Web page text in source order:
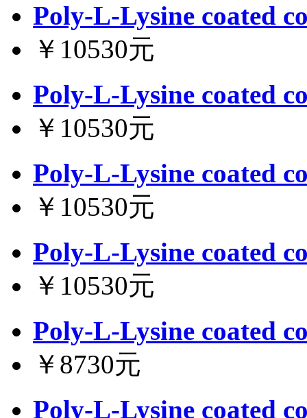
Poly-L-Lysine coated
￥10530元
Poly-L-Lysine coated
￥10530元
Poly-L-Lysine coated
￥10530元
Poly-L-Lysine coated
￥10530元
Poly-L-Lysine coated
￥8730元
Poly-L-Lysine coated